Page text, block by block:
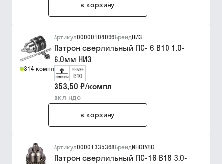
в корзину
314 компл
Артикул00000104096БрендНИЗ
Патрон сверлильный ПС- 6 В10 1.0-
6.0мм НИЗ
353,50 ₽/компл
вкл ндс
в корзину
Артикул00001335368БрендИНСТУЛС
Патрон сверлильный ПС-16 В18 3.0-